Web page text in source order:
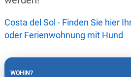
Costa del Sol - Finden Sie hier
oder Ferienwohnung mit Hund
WOHIN?